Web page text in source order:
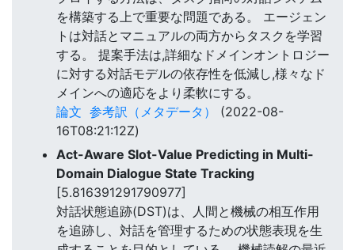
を構築する上で重要な問題である。 エージェン
トは対話とマニュアルの両方からタスクを学習
する。 提案手法は,詳細なドメインオントロジー
に対する対話モデルの依存性を低減し,様々なド
メインへの適応をより柔軟にする。
論文 参考訳（メタデータ）
(2022-08-
16T08:21:12Z)
Act-Aware Slot-Value Predicting in Multi-
Domain Dialogue State Tracking
[5.816391291790977]
対話状態追跡(DST)は、人間と機械の相互作用
を追跡し、対話を管理するための状態表現を生